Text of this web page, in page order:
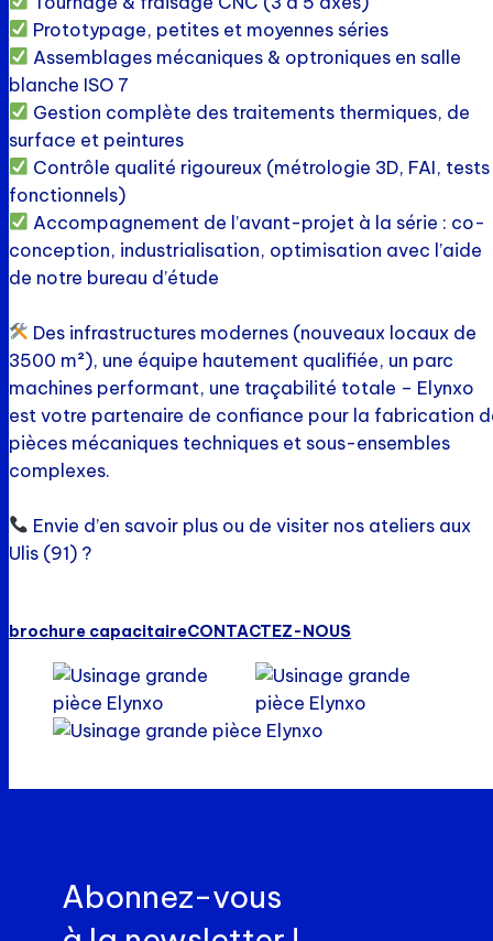
Prototypage, petites et moyennes séries
Assemblages mécaniques & optroniques en salle
blanche ISO 7
Gestion complète des traitements thermiques, de
surface et peintures
Contrôle qualité rigoureux (métrologie 3D, FAI, tests
fonctionnels)
Accompagnement de l’avant-projet à la série : co-
conception, industrialisation, optimisation avec l’aide
de notre bureau d’étude
Des infrastructures modernes (nouveaux locaux de
3500 m²), une équipe hautement qualifiée, un parc
machines performant, une traçabilité totale – Elynxo
est votre partenaire de confiance pour la fabrication
pièces mécaniques techniques et sous-ensembles
complexes.
Envie d’en savoir plus ou de visiter nos ateliers aux
Ulis (91) ?
brochure capacitaireCONTACTEZ-NOUS
Abonnez-vous